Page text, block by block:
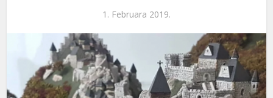
1. Februara 2019.